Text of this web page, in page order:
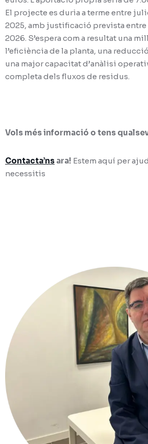
El projecte es duria a terme entre
2025, amb justificació prevista
2026. S’espera com a resultat una
l’eficiència de la planta, una
una major capacitat d’anàlisi
completa dels fluxos de residus.
Vols més informació o tens
Contacta’ns ara! Estem aquí per
necessitis